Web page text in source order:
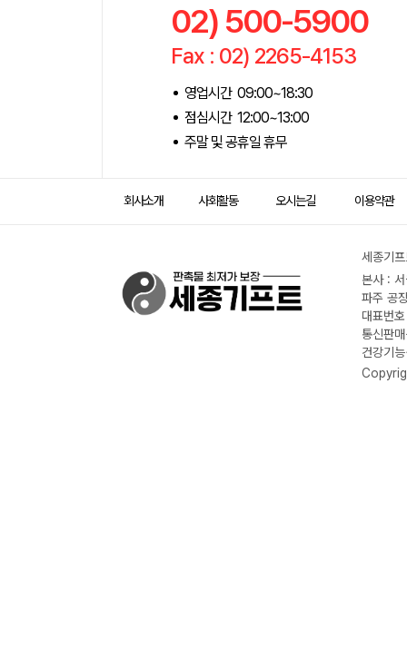
02) 500-5900
Fax : 02) 2265-4153
영업시간 09:00~18:30
점심시간 12:00~13:00
주말 및 공휴일 휴무
회사소개 사회활동 오시는길 이용약관
세종기
본사 :
파주 공
대표번
통신판
건강기